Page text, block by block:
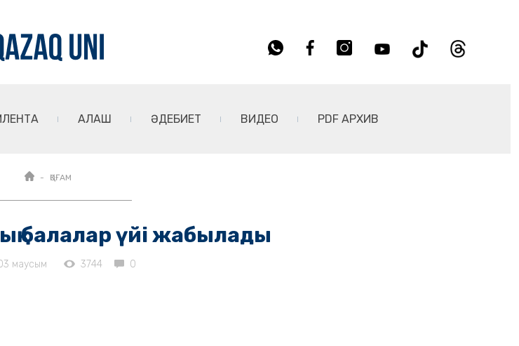
АЛАШ ӘДЕБИЕТ ВИДЕО PDF АРХИВ
ҚОҒАМ
балалар үйі жабылады
маусым 3744 0